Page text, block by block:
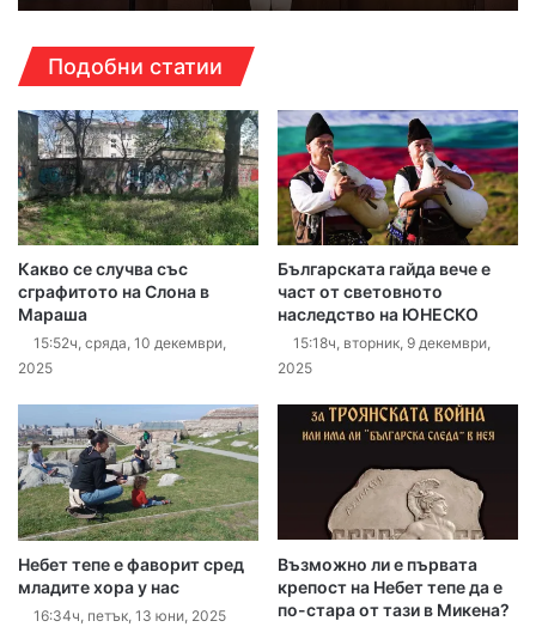
Подобни статии
Какво се случва със
сграфитото на Слона в
Мараша
15:52ч, сряда, 10 декември,
2025
Българската гайда вече е
част от световното
наследство на ЮНЕСКО
15:18ч, вторник, 9 декември,
2025
Небет тепе е фаворит сред
младите хора у нас
16:34ч, петък, 13 юни, 2025
Възможно ли е първата
крепост на Небет тепе да е
по-стара от тази в Микена?